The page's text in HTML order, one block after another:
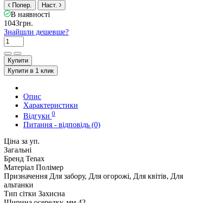
Попер. Наст.
В наявності
1043грн.
Знайшли дешевше?
Купити
Купити в 1 клик
Опис
Характеристики
Відгуки 0
Питання - відповідь (0)
Ціна за уп.
Загальні
Бренд Tenax
Матеріал Полімер
Призначення Для забору, Для огорожі, Для квітів, Для
альтанки
Тип сітки Захисна